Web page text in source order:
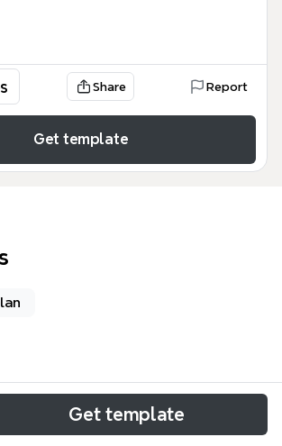
Share Report
Get template
برگزاری کارگاه‌های آموزشی
Get template